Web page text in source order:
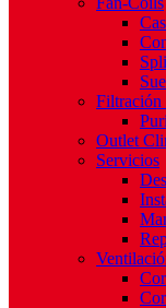
Outlet
Servicios